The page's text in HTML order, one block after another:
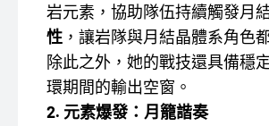
岩元素，協助隊伍持續觸發月
性 ，讓岩隊與月結晶體系角色
除此之外，她的戰技還具備穩
環期間的輸出空窗。
2. 元素爆發：月籠諧奏